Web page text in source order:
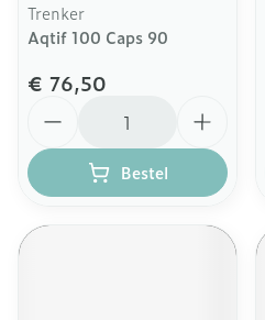
Trenker
Aqtif 100 Caps 90
€ 76,50
Bestel